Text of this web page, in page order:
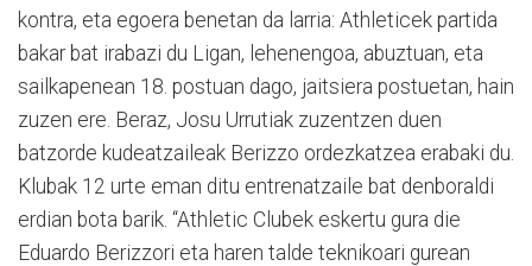
kontra, eta egoera benetan da larria: Athleticek partida
bakar bat irabazi du Ligan, lehenengoa, abuztuan, eta
sailkapenean 18. postuan dago, jaitsiera postuetan, hain
zuzen ere. Beraz, Josu Urrutiak zuzentzen duen
batzorde kudeatzaileak Berizzo ordezkatzea erabaki du.
Klubak 12 urte eman ditu entrenatzaile bat denboraldi
erdian bota barik. “Athletic Clubek eskertu gura die
Eduardo Berizzori eta haren talde teknikoari gurean